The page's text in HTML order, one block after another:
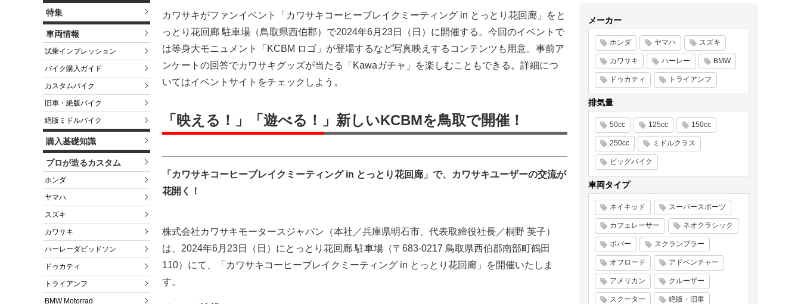
特集
車両情報
試乗インプレッション
バイク購入ガイド
カスタムバイク
旧車・絶版バイク
絶版ミドルバイク
購入基礎知識
プロが造るカスタム
ホンダ
ヤマハ
スズキ
カワサキ
ハーレーダビッドソン
ドゥカティ
トライアンフ
BMW Motorrad
カワサキがファンイベント「カワサキコーヒーブレイクミーティング in とっとり花回廊」をと
っとり花回廊 駐車場（鳥取県西伯郡）で2024年6月23日（日）に開催する。今回のイベントで
は等身大モニュメント「KCBM ロゴ」が登場するなど写真映えするコンテンツも用意。事前ア
ンケートの回答でカワサキグッズが当たる「Kawaガチャ」を楽しむこともできる。詳細につ
いてはイベントサイトをチェックしよう。
「映える！」「遊べる！」新しいKCBMを鳥取で開催！
「カワサキコーヒーブレイクミーティング in とっとり花回廊」で、カワサキユーザーの交流が
花開く！
株式会社カワサキモータースジャパン（本社／兵庫県明石市、代表取締役社長／桐野 英子）
は、2024年6月23日（日）にとっとり花回廊 駐車場（〒683-0217 鳥取県西伯郡南部町鶴田
110）にて、「カワサキコーヒーブレイクミーティング in とっとり花回廊」を開催いたしま
す。
メーカー
ホンダ ヤマハ スズキ
カワサキ ハーレー BMW
ドゥカティ トライアンフ
排気量
50cc 125cc 150cc
250cc ミドルクラス
ビッグバイク
車両タイプ
ネイキッド スーパースポーツ
カフェレーサー ネオクラシック
ボバー スクランブラー
オフロード アドベンチャー
アメリカン クルーザー
スクーター 絶版・旧車